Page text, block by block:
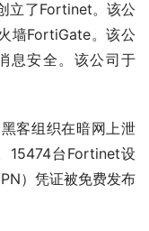
立了Fortinet。该公
墙FortiGate。该公
息安全。该公司于
黑客组织在暗网上泄
15474台Fortinet设
）凭证被免费发布